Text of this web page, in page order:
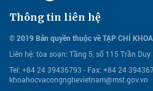
Thông tin liên hệ
© 2019 Bản quyền thuộc về TẠP CHÍ
Liên hệ: tòa soạn: Tầng 5, số 115 Trần
Tel: +84 24 39436793 - Fax: +84 24
khoahocvacongnghevietnam@mst.gov.vn